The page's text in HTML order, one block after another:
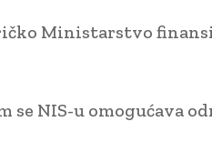
Ministarstvo
se NIS-u omogućava